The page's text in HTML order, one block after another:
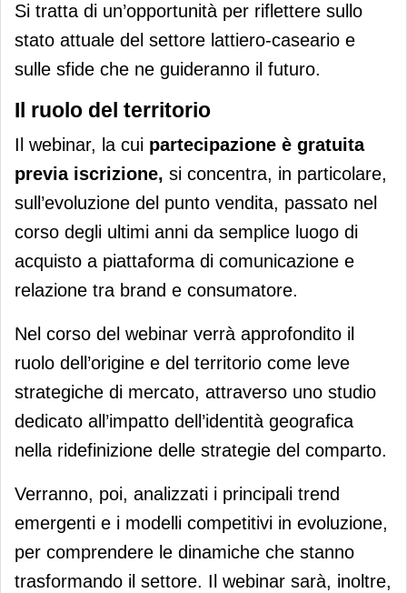
Si tratta di un’opportunità per riflettere sullo
stato attuale del settore lattiero-caseario e
sulle sfide che ne guideranno il futuro.
Il ruolo del territorio
Il webinar, la cui partecipazione è gratuita
previa iscrizione, si concentra, in particolare,
sull’evoluzione del punto vendita, passato nel
corso degli ultimi anni da semplice luogo di
acquisto a piattaforma di comunicazione e
relazione tra brand e consumatore.
Nel corso del webinar verrà approfondito il
ruolo dell’origine e del territorio come leve
strategiche di mercato, attraverso uno studio
dedicato all’impatto dell’identità geografica
nella ridefinizione delle strategie del comparto.
Verranno, poi, analizzati i principali trend
emergenti e i modelli competitivi in evoluzione,
per comprendere le dinamiche che stanno
trasformando il settore. Il webinar sarà, inoltre,